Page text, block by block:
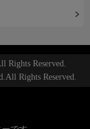
Rights Reserved.
Rights Reserved.